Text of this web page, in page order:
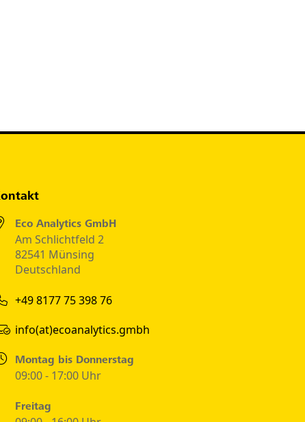
Eco Analytics GmbH
Am Schlichtfeld 2
82541 Münsing
Deutschland
+49 8177 75 398 76
info(at)ecoanalytics.gmbh
Montag bis Donnerstag
09:00 - 17:00 Uhr
Freitag